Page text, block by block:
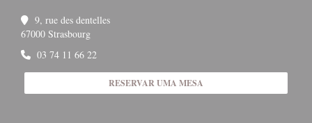
9, rue des dentelles
67000 Strasbourg((abre numa nova janela))
03 74 11 66 22
RESERVAR UMA MESA